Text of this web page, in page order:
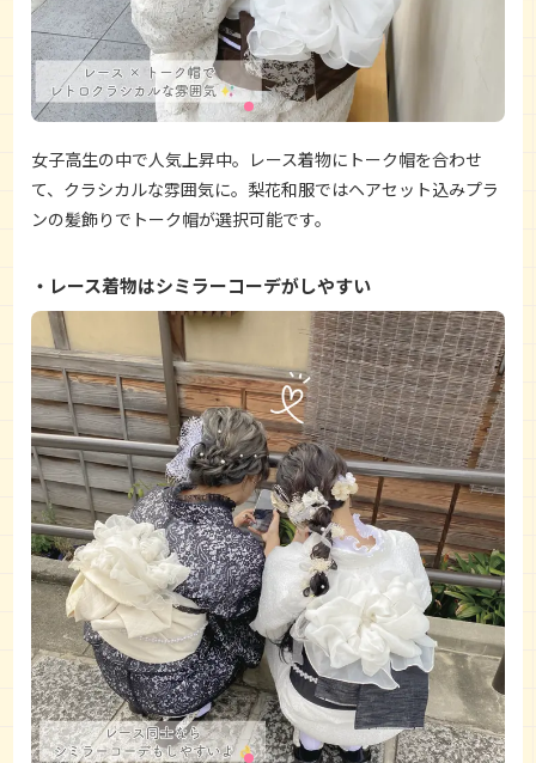
女子高生の中で人気上昇中。レース着物にトーク帽を合わせ
て、クラシカルな雰囲気に。梨花和服ではヘアセット込みプラ
ンの髪飾りでトーク帽が選択可能です。
レース着物はシミラーコーデがしやすい